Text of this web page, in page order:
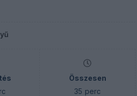
Összesen
35 perc